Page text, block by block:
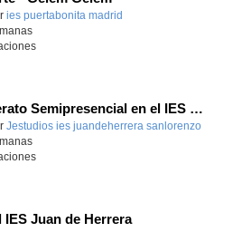
ies puertabonita madrid
Bachillerato Semipresencial en el IES Juan de Herrera
Jestudios ies juandeherrera sanlorenzo-
IES Juan de Herrera